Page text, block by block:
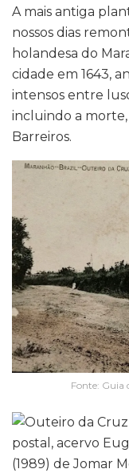
A mais antiga
nossos dias
holandesa do
cidade em 1643,
intensos entre
incluindo a
Barreiros.
Fonte: Guia